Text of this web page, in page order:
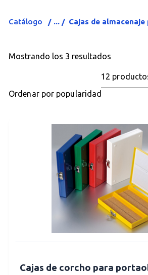
Catálogo Cajas de
Mostrando los 3 resultados
Cajas de corcho para